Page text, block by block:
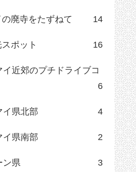
廃寺をたずねて 14
ポット 16
イ近郊のプチドライブコ
6
イ県北部 4
イ県南部 2
ン県 3